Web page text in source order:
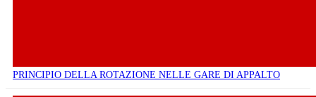
PRINCIPIO DELLA ROTAZIONE NELLE GARE DI APPALTO